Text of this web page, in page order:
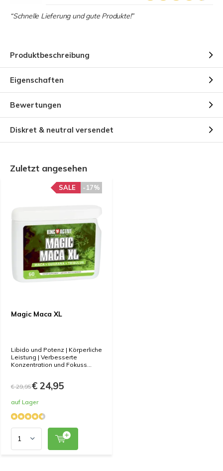
“Schnelle Lieferung und gute Produkte!”
Produktbeschreibung
Eigenschaften
Bewertungen
Diskret & neutral versendet
Zuletzt angesehen
Magic Maca XL
-17%
SALE
Libido und Potenz | Körperliche
Leistung | Verbesserte
Konzentration und Fokuss...
€ 29,95€ 24,95
auf Lager